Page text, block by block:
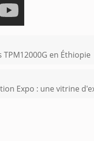
en Éthiopie
Expo : une vitrine